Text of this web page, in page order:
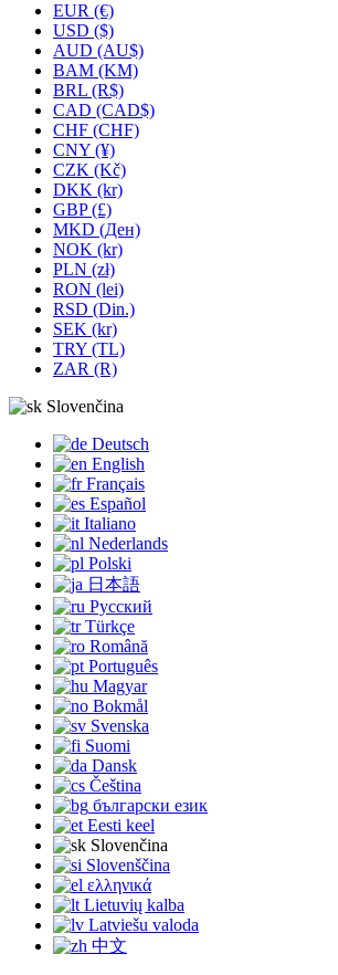
EUR (€)
USD ($)
AUD (AU$)
BAM (KM)
BRL (R$)
CAD (CAD$)
CHF (CHF)
CNY (¥)
CZK (Kč)
DKK (kr)
GBP (£)
MKD (Ден)
NOK (kr)
PLN (zł)
RON (lei)
RSD (Din.)
SEK (kr)
TRY (TL)
ZAR (R)
Slovenčina
Deutsch
English
Français
Español
Italiano
Nederlands
Polski
日本語
Русский
Türkçe
Română
Português
Magyar
Bokmål
Svenska
Suomi
Dansk
Čeština
български език
Eesti keel
Slovenčina
Slovenščina
ελληνικά
Lietuvių kalba
Latviešu valoda
中文